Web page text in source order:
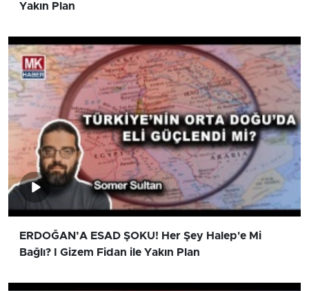
Yakın Plan
ERDOĞAN’A ESAD ŞOKU! Her Şey Halep'e Mi
Bağlı? I Gizem Fidan ile Yakın Plan